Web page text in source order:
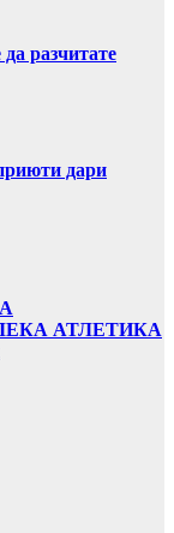
разчитате
дари
АТЛЕТИКА